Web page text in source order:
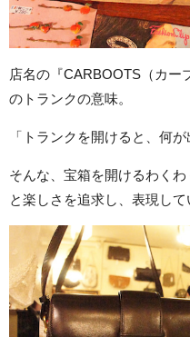
店名の『CARBOOTS（カー
のトランクの意味。
「トランクを開けると、何
そんな、宝箱を開けるわく
と楽しさを追求し、表現して